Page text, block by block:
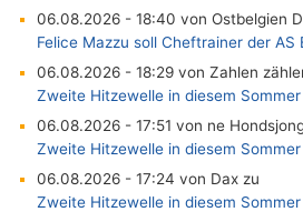
06.08.2026 - 18:40 von Ostbelgien
Felice Mazzu soll Cheftrainer der AS
06.08.2026 - 18:29 von Zahlen
Zweite Hitzewelle in diesem
06.08.2026 - 17:51 von ne
Zweite Hitzewelle in diesem
06.08.2026 - 17:24 von Dax zu
Zweite Hitzewelle in diesem